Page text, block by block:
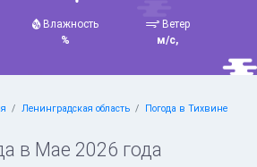
Влажность
%
Ветер
м/с,
Ленинградская область
Погода в Тихвине
в Мае 2026 года